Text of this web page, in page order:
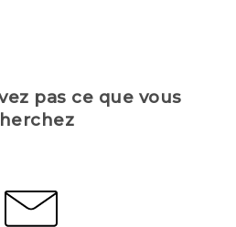
pas ce que vous